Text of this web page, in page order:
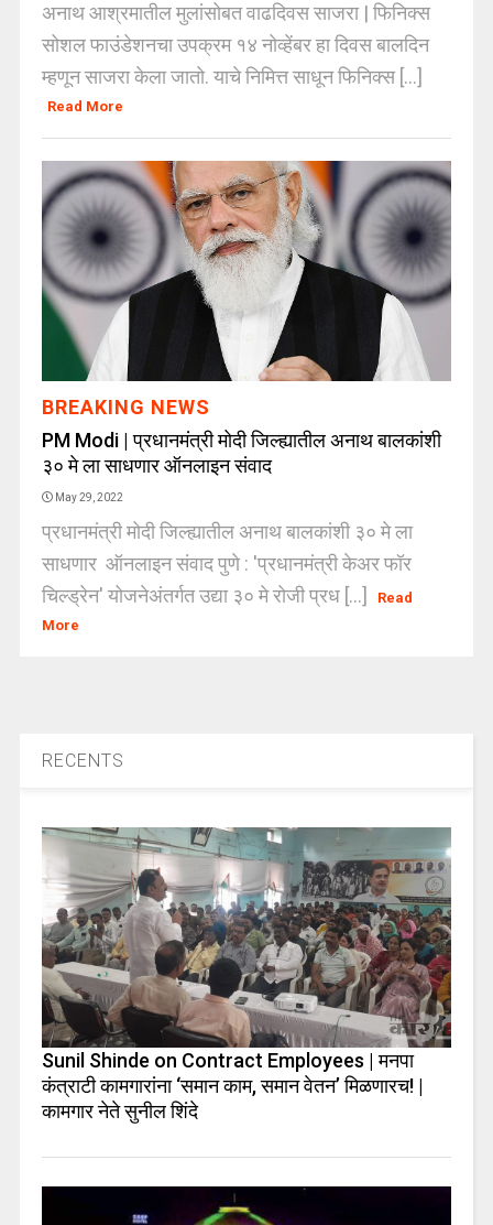
अनाथ आश्रमातील मुलांसोबत वाढदिवस साजरा | फिनिक्स
सोशल फाउंडेशनचा उपक्रम १४ नोव्हेंबर हा दिवस बालदिन
म्हणून साजरा केला जातो. याचे निमित्त साधून फिनिक्स [...]
Read More
BREAKING NEWS
PM Modi | प्रधानमंत्री मोदी जिल्ह्यातील अनाथ बालकांशी
३० मे ला साधणार ऑनलाइन संवाद
May 29, 2022
प्रधानमंत्री मोदी जिल्ह्यातील अनाथ बालकांशी ३० मे ला
साधणार ऑनलाइन संवाद पुणे : 'प्रधानमंत्री केअर फॉर
चिल्ड्रेन' योजनेअंतर्गत उद्या ३० मे रोजी प्रध [...]
Read
More
RECENTS
Sunil Shinde on Contract Employees | मनपा
कंत्राटी कामगारांना ‘समान काम, समान वेतन’ मिळणारच! |
कामगार नेते सुनील शिंदे